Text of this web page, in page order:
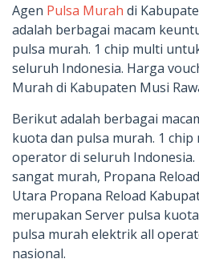
Agen Pulsa Murah di
adalah berbagai macam
pulsa murah. 1 chip multi
seluruh Indonesia. Harga
Murah di Kabupaten Musi
Berikut adalah berbagai
kuota dan pulsa murah. 1
operator di seluruh
sangat murah, Propana
Utara Propana Reload
merupakan Server pulsa
pulsa murah elektrik all
nasional.